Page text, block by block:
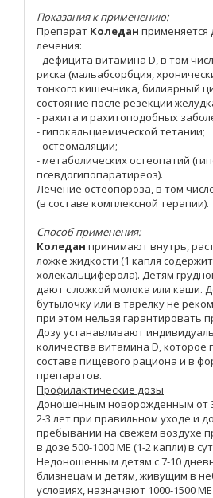
Показания к применению:
Препарат Коледан применяется
лечения:
- дефицита витамина D, в том
риска (мальабсорбция,
тонкого кишечника, билиарный
состояние после резекции
- рахита и рахитоподобных
- гипокальциемической тетании;
- остеомаляции;
- метаболических остеопатий
псевдогипопаратиреоз).
Лечение остеопороза, в том
(в составе комплексной терапии).
Способ применения:
Коледан принимают внутрь,
ложке жидкости (1 капля
холекальциферола). Детям
дают с ложкой молока или каши.
бутылочку или в тарелку не
при этом нельзя гарантировать
Дозу устанавливают
количества витамина D, которое
составе пищевого рациона и в
препаратов.
Профилактические дозы
Доношенным новорожденным от
2-3 лет при правильном уходе и
пребывании на свежем воздухе
в дозе 500-1000 МЕ (1-2 капли) в
Недоношенным детям с 7-10
близнецам и детям, живущим в
условиях, назначают 1000-1500 МЕ